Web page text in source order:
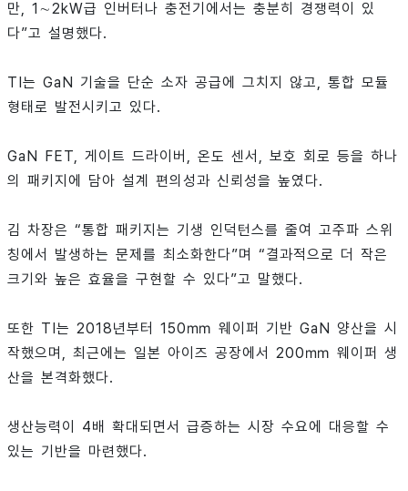
만, 1∼2kW급 인버터나 충전기에서는 충분히 경쟁력이 있
다”고 설명했다.
TI는 GaN 기술을 단순 소자 공급에 그치지 않고, 통합 모듈
형태로 발전시키고 있다.
GaN FET, 게이트 드라이버, 온도 센서, 보호 회로 등을 하나
의 패키지에 담아 설계 편의성과 신뢰성을 높였다.
김 차장은 “통합 패키지는 기생 인덕턴스를 줄여 고주파 스위
칭에서 발생하는 문제를 최소화한다”며 “결과적으로 더 작은
크기와 높은 효율을 구현할 수 있다”고 말했다.
또한 TI는 2018년부터 150㎜ 웨이퍼 기반 GaN 양산을 시
작했으며, 최근에는 일본 아이즈 공장에서 200㎜ 웨이퍼 생
산을 본격화했다.
생산능력이 4배 확대되면서 급증하는 시장 수요에 대응할 수
있는 기반을 마련했다.